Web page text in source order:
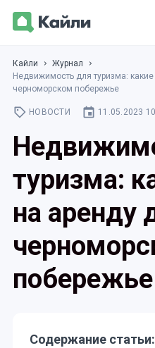
Кайли
Журнал
Недвижимость для туризма:
черноморском побережье
НОВОСТИ 11.05.2023
туризма:
на аренду
побережье
Содержание статьи: